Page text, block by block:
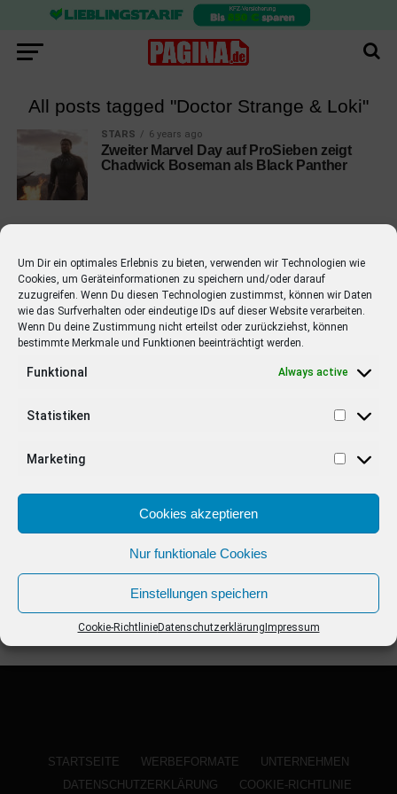
Um Dir ein optimales Erlebnis zu bieten, verwenden wir Technologien wie
Cookies, um Geräteinformationen zu speichern und/oder darauf
zuzugreifen. Wenn Du diesen Technologien zustimmst, können wir Daten
wie das Surfverhalten oder eindeutige IDs auf dieser Website verarbeiten.
Wenn Du deine Zustimmung nicht erteilst oder zurückziehst, können
bestimmte Merkmale und Funktionen beeinträchtigt werden.
Funktional Always active
Statistiken
Marketing
Cookies akzeptieren
Nur funktionale Cookies
Einstellungen speichern
Cookie-RichtlinieDatenschutzerklärung Impressum
All posts tagged "Doctor Strange & Loki"
STARS 6 years ago
Zweiter Marvel Day auf ProSieben zeigt
Chadwick Boseman als Black Panther
EMPFOHLEN
STARS 4 years ago
Barbara Schöneberger Moderatorin
von “Verstehen Sie Spaß?”
STARTSEITE WERBEFORMATE
UNTERNEHMEN
DATENSCHUTZERKLÄRUNG
COOKIE-RICHTLINIE